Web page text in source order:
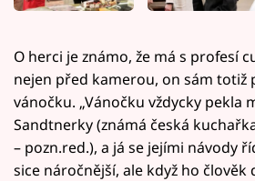
O herci je známo, že má s profesí
nejen před kamerou, on sám totiž
vánočku. „Vánočku vždycky pekla
Sandtnerky (známá česká
– pozn.red.), a já se jejími návody
sice náročnější, ale když ho člověk